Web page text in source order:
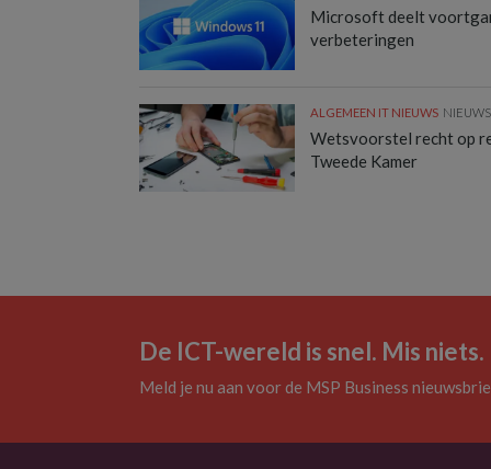
Microsoft deelt
verbeteringen
ALGEMEEN IT NIEUWS NIEUWS
Wetsvoorstel recht op
Tweede Kamer
De ICT-wereld is snel. Mis niets.
Meld je nu aan voor de MSP Business